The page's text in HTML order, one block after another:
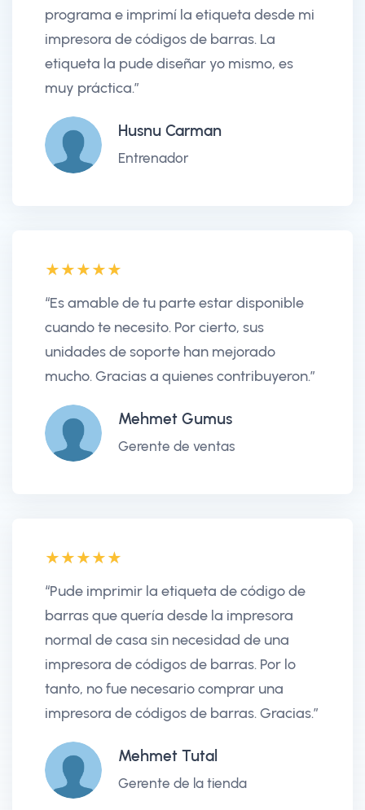
programa e imprimí la etiqueta desde mi
impresora de códigos de barras. La
etiqueta la pude diseñar yo mismo, es
muy práctica.”
Husnu Carman
Entrenador
“Es amable de tu parte estar disponible
cuando te necesito. Por cierto, sus
unidades de soporte han mejorado
mucho. Gracias a quienes contribuyeron.”
Mehmet Gumus
Gerente de ventas
“Pude imprimir la etiqueta de código de
barras que quería desde la impresora
normal de casa sin necesidad de una
impresora de códigos de barras. Por lo
tanto, no fue necesario comprar una
impresora de códigos de barras. Gracias.”
Mehmet Tutal
Gerente de la tienda